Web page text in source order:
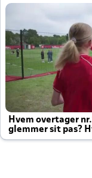
Hvem overtager
glemmer sit pas?
altid til efter